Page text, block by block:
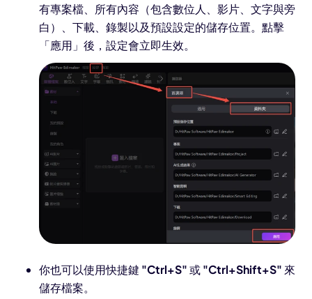
有專案檔、所有內容（包含數位人、影片、文字與旁
白）、下載、錄製以及預設設定的儲存位置。點擊
「應用」後，設定會立即生效。
你也可以使用快捷鍵 "Ctrl+S"或"Ctrl+Shift+S"來
儲存檔案。